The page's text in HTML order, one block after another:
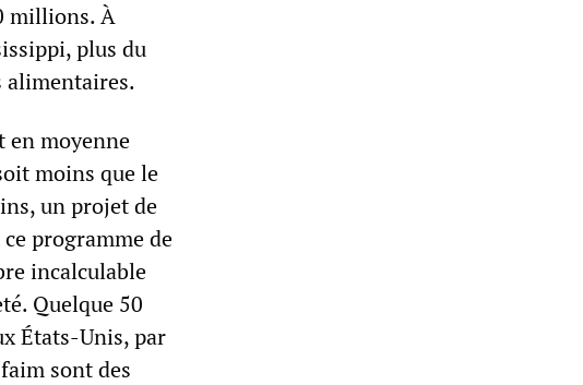
millions. À
plus du
alimentaires.
en moyenne
moins que le
un projet de
programme de
incalculable
Quelque 50
États-Unis, par
sont des